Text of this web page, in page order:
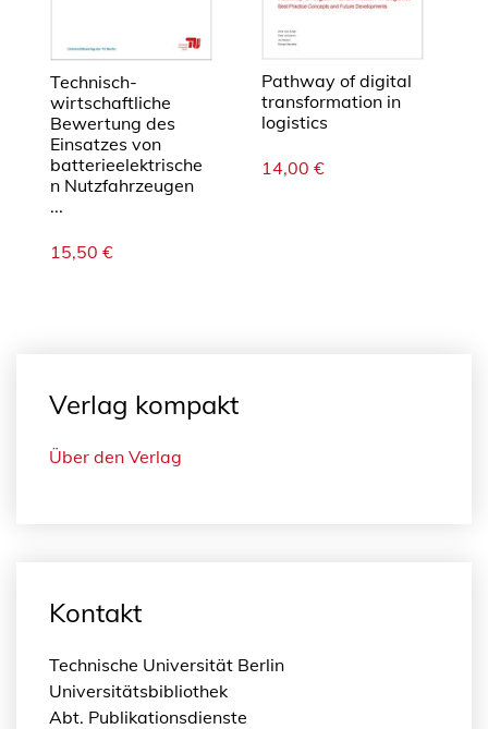
Technisch-
wirtschaftliche
Bewertung des
Einsatzes von
batterieelektrische
n Nutzfahrzeugen
...
15,50 €
Pathway of digital
transformation in
logistics
14,00 €
Verlag kompakt
Über den Verlag
Kontakt
Technische Universität Berlin
Universitätsbibliothek
Abt. Publikationsdienste